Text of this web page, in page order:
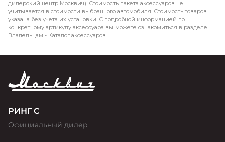
РИНГ С
Официальный дилер